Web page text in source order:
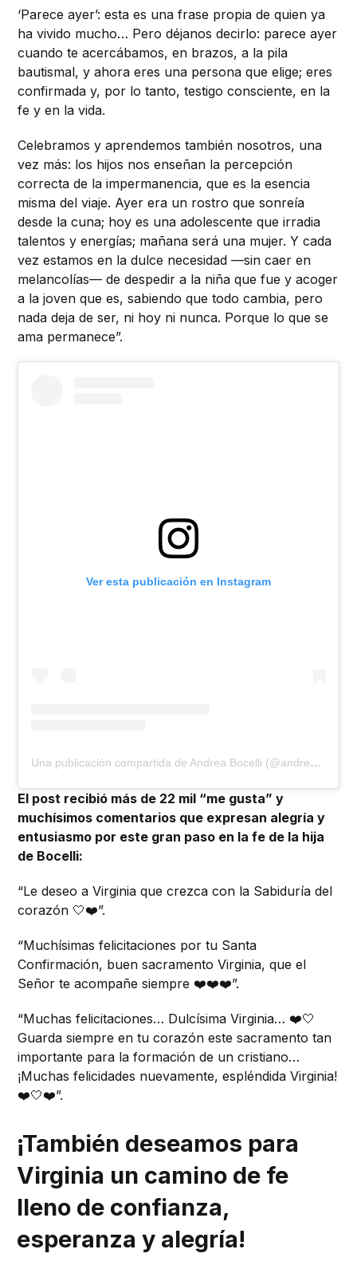
‘Parece ayer’: esta es una frase propia de quien ya
ha vivido mucho… Pero déjanos decirlo: parece ayer
cuando te acercábamos, en brazos, a la pila
bautismal, y ahora eres una persona que elige; eres
confirmada y, por lo tanto, testigo consciente, en la
fe y en la vida.
Celebramos y aprendemos también nosotros, una
vez más: los hijos nos enseñan la percepción
correcta de la impermanencia, que es la esencia
misma del viaje. Ayer era un rostro que sonreía
desde la cuna; hoy es una adolescente que irradia
talentos y energías; mañana será una mujer. Y cada
vez estamos en la dulce necesidad —sin caer en
melancolías— de despedir a la niña que fue y acoger
a la joven que es, sabiendo que todo cambia, pero
nada deja de ser, ni hoy ni nunca. Porque lo que se
ama permanece”.
Ver esta publicación en Instagram
Una publicación compartida de Andrea Bocelli (@andreabocelliofficial)
El post recibió más de 22 mil “me gusta” y
muchísimos comentarios que expresan alegría y
entusiasmo por este gran paso en la fe de la hija
de Bocelli:
“Le deseo a Virginia que crezca con la Sabiduría del
corazón 🤍❤️”.
“Muchísimas felicitaciones por tu Santa
Confirmación, buen sacramento Virginia, que el
Señor te acompañe siempre ❤️❤️❤️”.
“Muchas felicitaciones… Dulcísima Virginia… ❤️🤍
Guarda siempre en tu corazón este sacramento tan
importante para la formación de un cristiano…
¡Muchas felicidades nuevamente, espléndida Virginia!
❤️🤍❤️”.
¡También deseamos para
Virginia un camino de fe
lleno de confianza,
esperanza y alegría!